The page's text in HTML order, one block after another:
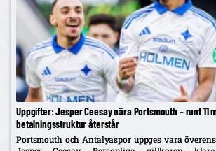
Uppgifter: Jesper Ceesay nära Portsmouth – runt 11
betalningsstruktur återstår
Portsmouth och Antalyaspor uppges vara